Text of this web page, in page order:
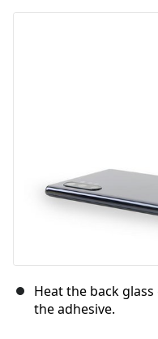
Heat the back
the adhesive.